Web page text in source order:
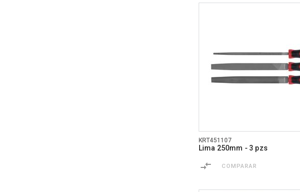
KRT451107
Lima 250mm - 3 pzs
COMPARAR